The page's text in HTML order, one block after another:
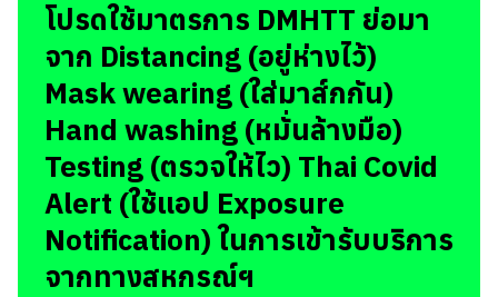
โปรดใช้มาตรการ DMHTT ย่อมา
จาก Distancing (อยู่ห่างไว้)
Mask wearing (ใส่มาส์กกัน)
Hand washing (หมั่นล้างมือ)
Testing (ตรวจให้ไว) Thai Covid
Alert (ใช้แอป Exposure
Notification) ในการเข้ารับบริการ
จากทางสหกรณ์ฯ